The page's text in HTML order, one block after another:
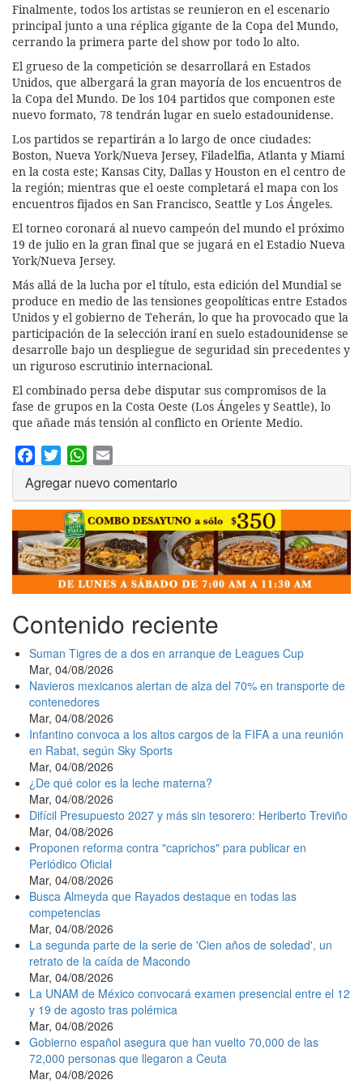
Finalmente, todos los artistas se reunieron en el escenario
principal junto a una réplica gigante de la Copa del Mundo,
cerrando la primera parte del show por todo lo alto.
El grueso de la competición se desarrollará en Estados
Unidos, que albergará la gran mayoría de los encuentros de
la Copa del Mundo. De los 104 partidos que componen este
nuevo formato, 78 tendrán lugar en suelo estadounidense.
Los partidos se repartirán a lo largo de once ciudades:
Boston, Nueva York/Nueva Jersey, Filadelfia, Atlanta y Miami
en la costa este; Kansas City, Dallas y Houston en el centro de
la región; mientras que el oeste completará el mapa con los
encuentros fijados en San Francisco, Seattle y Los Ángeles.
El torneo coronará al nuevo campeón del mundo el próximo
19 de julio en la gran final que se jugará en el Estadio Nueva
York/Nueva Jersey.
Más allá de la lucha por el título, esta edición del Mundial se
produce en medio de las tensiones geopolíticas entre Estados
Unidos y el gobierno de Teherán, lo que ha provocado que la
participación de la selección iraní en suelo estadounidense se
desarrolle bajo un despliegue de seguridad sin precedentes y
un riguroso escrutinio internacional.
El combinado persa debe disputar sus compromisos de la
fase de grupos en la Costa Oeste (Los Ángeles y Seattle), lo
que añade más tensión al conflicto en Oriente Medio.
Facebook
TwitterWhatsApp
Agregar nuevo comentario
Contenido reciente
Suman Tigres de a dos en arranque de Leagues Cup
Mar, 04/08/2026
Navieros mexicanos alertan de alza del 70% en transporte de
contenedores
Mar, 04/08/2026
Infantino convoca a los altos cargos de la FIFA a una reunión
en Rabat, según Sky Sports
Mar, 04/08/2026
¿De qué color es la leche materna?
Mar, 04/08/2026
Difícil Presupuesto 2027 y más sin tesorero: Heriberto Treviño
Mar, 04/08/2026
Proponen reforma contra "caprichos" para publicar en
Periódico Oficial
Mar, 04/08/2026
Busca Almeyda que Rayados destaque en todas las
competencias
Mar, 04/08/2026
La segunda parte de la serie de 'Cien años de soledad', un
retrato de la caída de Macondo
Mar, 04/08/2026
La UNAM de México convocará examen presencial entre el 12
y 19 de agosto tras polémica
Mar, 04/08/2026
Gobierno español asegura que han vuelto 70,000 de las
72,000 personas que llegaron a Ceuta
Mar, 04/08/2026